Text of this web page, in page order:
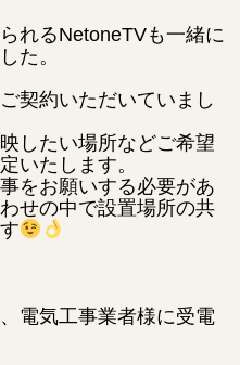
れるNetoneTVも一緒に
た。
契約いただいていまし
したい場所などご希望
いたします。
をお願いする必要があ
せの中で設置場所の共
電気工事業者様に受電